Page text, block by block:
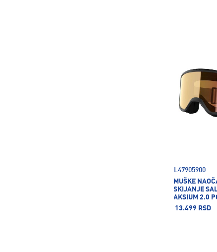
L47905900
MUŠKE
SKIJANJE
AKSIUM 2.0
13.499 RSD